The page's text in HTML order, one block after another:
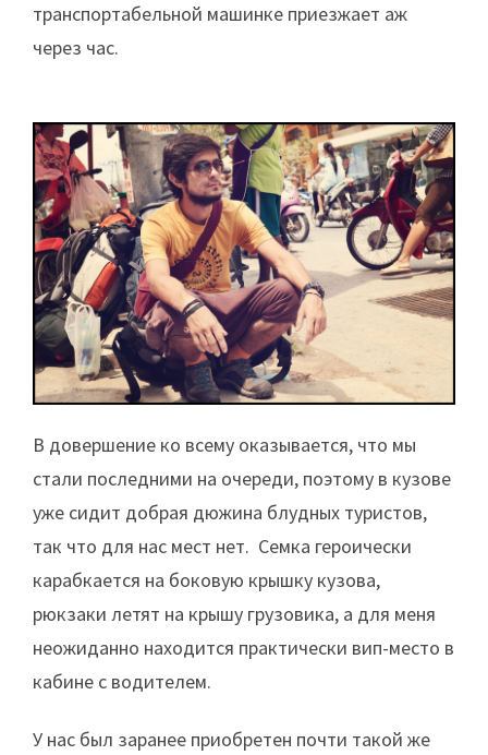
транспортабельной машинке приезжает аж
через час.
В довершение ко всему оказывается, что мы
стали последними на очереди, поэтому в кузове
уже сидит добрая дюжина блудных туристов,
так что для нас мест нет. Семка героически
карабкается на боковую крышку кузова,
рюкзаки летят на крышу грузовика, а для меня
неожиданно находится практически вип-место в
кабине с водителем.
У нас был заранее приобретен почти такой же